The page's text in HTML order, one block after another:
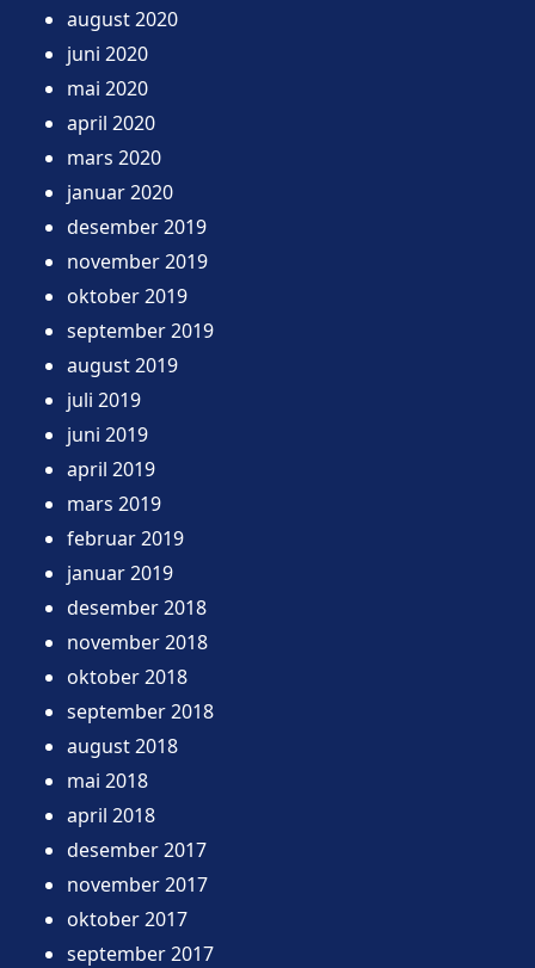
august 2020
juni 2020
mai 2020
april 2020
mars 2020
januar 2020
desember 2019
november 2019
oktober 2019
september 2019
august 2019
juli 2019
juni 2019
april 2019
mars 2019
februar 2019
januar 2019
desember 2018
november 2018
oktober 2018
september 2018
august 2018
mai 2018
april 2018
desember 2017
november 2017
oktober 2017
september 2017